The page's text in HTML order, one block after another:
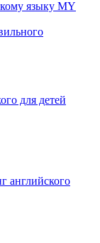
языку MY
для детей
английского